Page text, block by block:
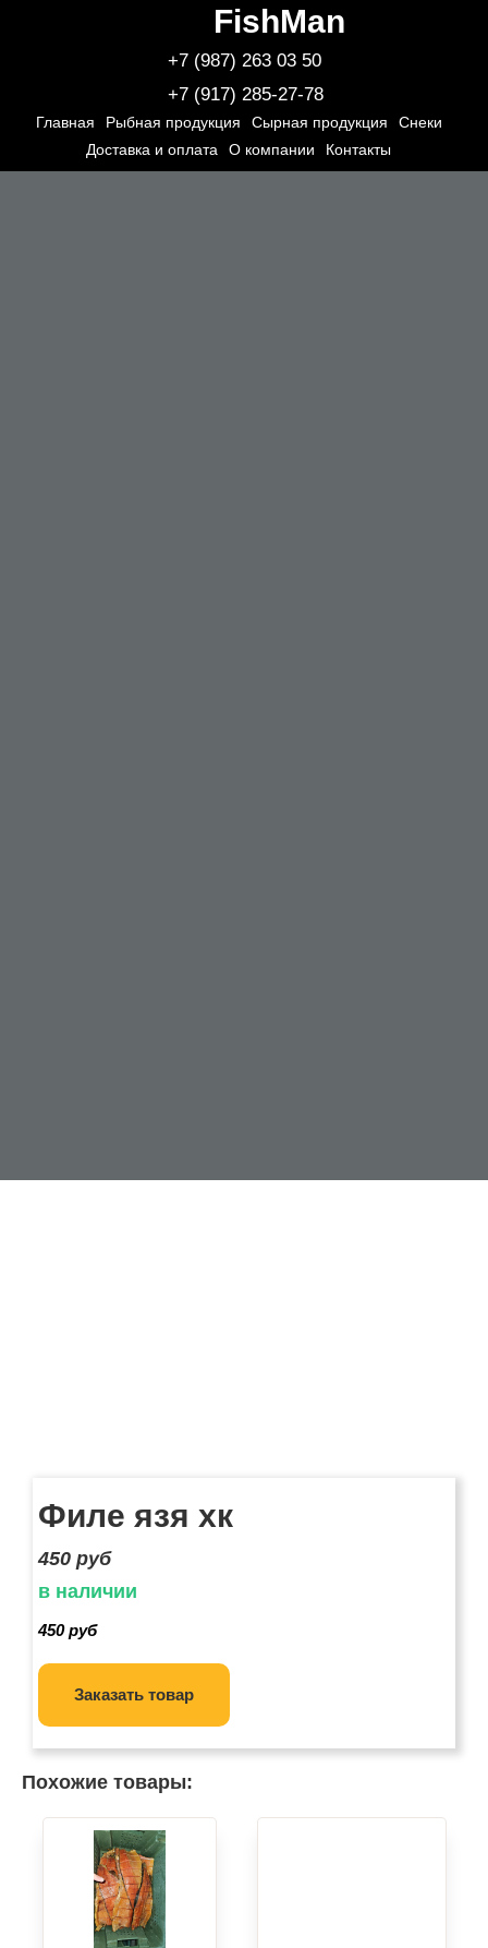
FishMan
+7 (987) 263 03 50
+7 (917) 285-27-78
Главная Рыбная продукция Сырная продукция
Снеки
Доставка и оплата
О компании Контакты
Филе язя хк
450 руб
в наличии
450 руб
Заказать товар
Похожие товары: